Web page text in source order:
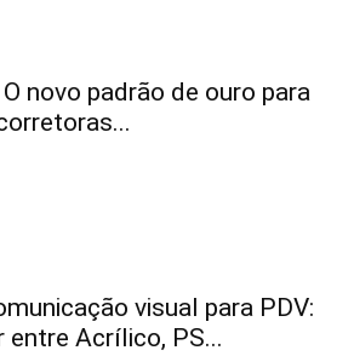
novo padrão de ouro para
visual para PDV:
entre Acrílico, PS...